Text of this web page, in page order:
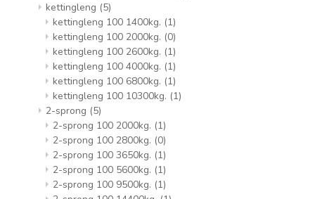
kettingleng (5)
kettingleng 100 1400kg. (1)
kettingleng 100 2000kg. (0)
kettingleng 100 2600kg. (1)
kettingleng 100 4000kg. (1)
kettingleng 100 6800kg. (1)
kettingleng 100 10300kg. (1)
2-sprong (5)
2-sprong 100 2000kg. (1)
2-sprong 100 2800kg. (0)
2-sprong 100 3650kg. (1)
2-sprong 100 5600kg. (1)
2-sprong 100 9500kg. (1)